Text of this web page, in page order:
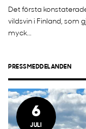
Det första
vildsvin i Finland, som
myck...
PRESSMEDDELANDEN
6
JULI